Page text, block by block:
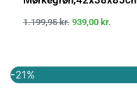
1.199,95kr. 939,00 kr.
-21%
oprindeligeaktuelle